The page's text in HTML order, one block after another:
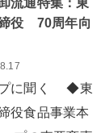
流通特集：東
役 70周年向
に聞く ◆東
役食品事業本